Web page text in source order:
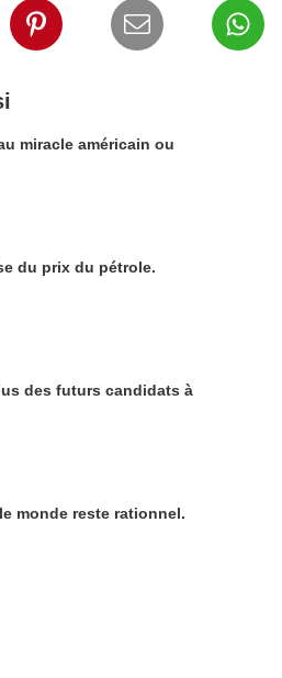
miracle américain ou
Donald Trump et la maitrise du prix du pétrole.
des futurs candidats à
monde reste rationnel.